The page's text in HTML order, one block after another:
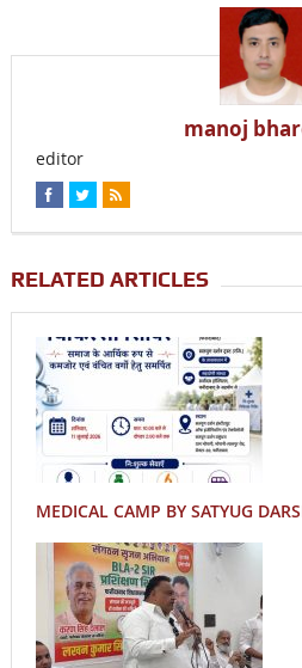
manoj
editor
RELATED ARTICLES
MEDICAL CAMP BY SATYUG